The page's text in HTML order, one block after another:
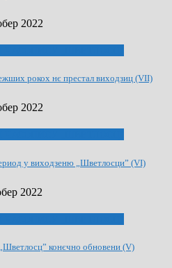
2022
рокох нє престал виходзиц (VII)
2022
у виходзеню „Шветлосци” (VI)
2022
конєчно обновени (V)